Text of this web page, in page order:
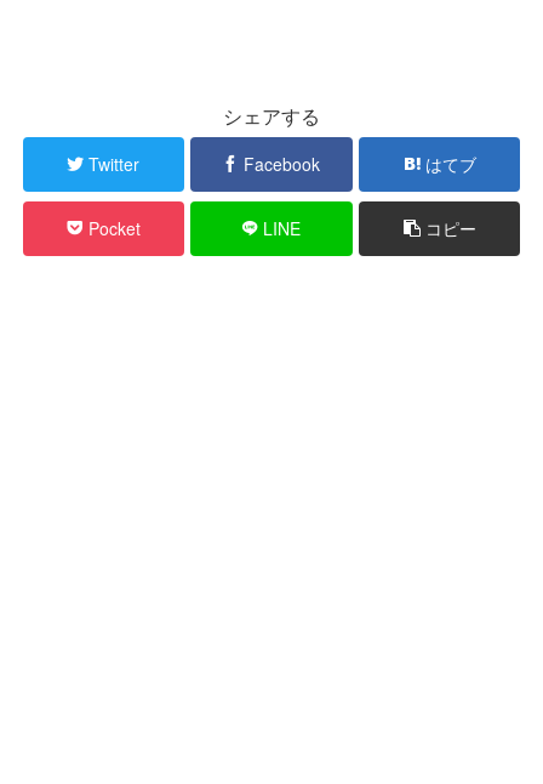
シェアする
Twitter Facebook はてブ
Pocket LINE コピー